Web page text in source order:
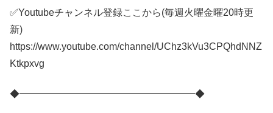
✅Youtubeチャンネル登録ここから(毎週火曜金曜20時更
新)
https://www.youtube.com/channel/UChz3kVu3CPQhdNNZ
Ktkpxvg
◆━━━━━━━━━━━━━━━━━━◆